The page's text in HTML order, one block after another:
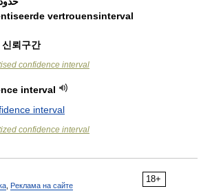
vertrouensinterval
뢰구간
confidence interval
interval
interval
confidence interval
18+
Реклама на сайте